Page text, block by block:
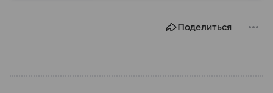
где связь отсутствует по иными причинам.
Поделиться